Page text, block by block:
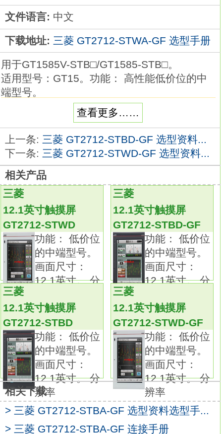
文件语言: 中文
下载地址: 三菱 GT2712-STWA-GF 选型手册
用于GT1585V-STB□/GT1585-STB□。
适用型号：GT15。功能： 高性能低价位的中
端型号。
画面尺寸：8.4英寸。
分辨率：VGA。
显示屏：TFT彩色。
面板颜色：黑。
电源类型：DC24V。
搭载多点触摸/手势功能的最高等级型号。
规格丰富、设计安心。
GT27标准支持SD存储卡及标准搭载以太网、
RS-232、RS-422/485、USB host/device接口
GT2712-STWA-GF
即使在日志、脚本、报警、软元件数据传送等
高负载处理期间，也能实现流畅的画面操作。
此外，也支持录像、动画播放、视频输入和
RGB输入输出，可使用GOT2000的所有功能。
可将可编程控制器CPU等的程序、参数等数据
保存(备份)到GOT的SD存储卡、USB存储器。
当可编程控制器故障时，可批量写回(恢复)程
序。
1、人体传感器
人一靠近就能自动检测并显示画面。
2、USB接口:USB device(USB Mini-B)
可连接计算机传送数据。
3、USB接口:USB host(USB-A)
可通过USB存储器传送工程数据或读取日志数
查看更多……
上一条: 三菱 GT2712-STBD-GF 选型资料...
下一条: 三菱 GT2712-STWD-GF 选型资料...
相关产品
三菱
12.1英寸触摸屏
GT2712-STWD
功能： 低价位
的中端型号。
画面尺寸：
12.1英寸。 分
三菱
12.1英寸触摸屏
GT2712-STBD-GF
功能： 低价位
的中端型号。
画面尺寸：
12.1英寸。 分
三菱
12.1英寸触摸屏
GT2712-STBD
功能： 低价位
的中端型号。
画面尺寸：
12.1英寸。 分
辨率
三菱
12.1英寸触摸屏
GT2712-STWD-GF
功能： 低价位
的中端型号。
画面尺寸：
12.1英寸。 分
辨率
相关下载
> 三菱 GT2712-STBA-GF 选型资料选型手...
> 三菱 GT2712-STBA-GF 连接手册